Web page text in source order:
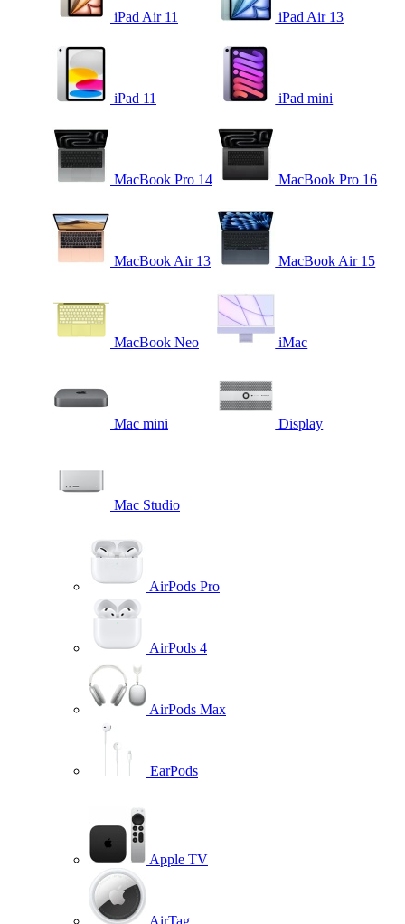
iPad Air 11 iPad Air 13
iPad 11 iPad mini
MacBook Pro 14 MacBook Pro 16
MacBook Air 13 MacBook Air 15
MacBook Neo iMac
Mac mini Display
Mac Studio
AirPods Pro
AirPods 4
AirPods Max
EarPods
Apple TV